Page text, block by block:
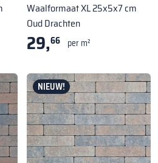
Waalformaat XL 25x5x7 cm
Oud Drachten
29,66 per m²
NIEUW!